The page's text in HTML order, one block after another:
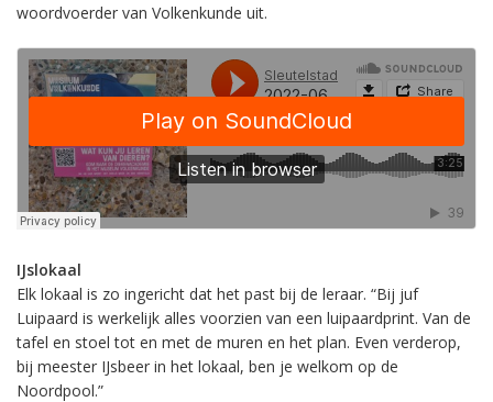
woordvoerder van Volkenkunde uit.
IJslokaal
Elk lokaal is zo ingericht dat het past bij de leraar. “Bij juf
Luipaard is werkelijk alles voorzien van een luipaardprint. Van de
tafel en stoel tot en met de muren en het plan. Even verderop,
bij meester IJsbeer in het lokaal, ben je welkom op de
Noordpool.”